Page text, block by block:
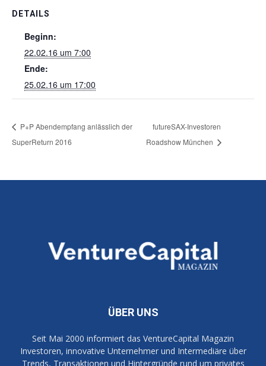
DETAILS
Beginn:
22.02.16 um 7:00
Ende:
25.02.16 um 17:00
P+P Abendempfang anlässlich der
SuperReturn 2016
futureSAX-Investoren
Roadshow München
ÜBER UNS
Seit Mai 2000 informiert das VentureCapital Magazin
Investoren, innovative Unternehmer und Intermediäre über
Trends, Transaktionen und Hintergründe rund um privates